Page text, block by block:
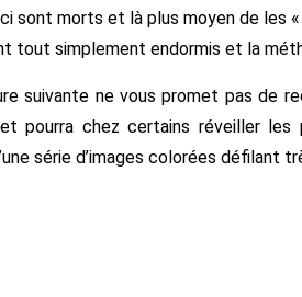
sont morts et là plus moyen de les «
tout simplement endormis et la
suivante ne vous promet pas de
pourra chez certains réveiller
série d’images colorées défilant